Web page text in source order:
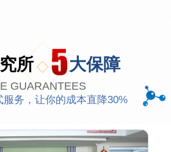
究所 大保障
GUARANTEES
服务，让你的成本直降30%